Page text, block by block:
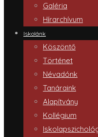
Galéria
Hírarchívum
Iskolánk
Köszöntő
Történet
Névadónk
Tanáraink
Alapítvány
Kollégium